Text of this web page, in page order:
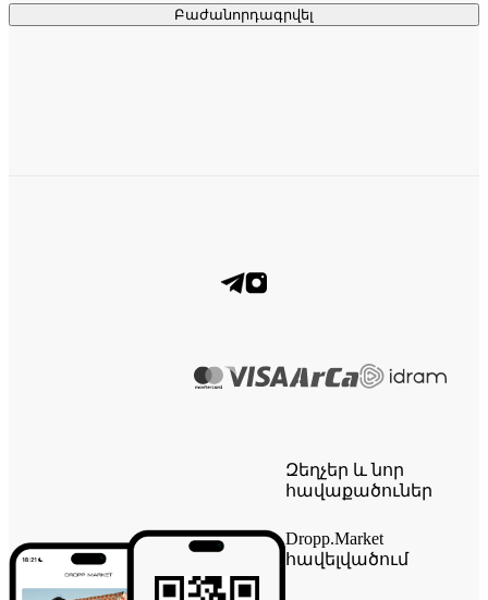
Բաժանորդագրվել
Զեղչեր և նոր
հավաքածուներ
Dropp.Market
հավելվածում